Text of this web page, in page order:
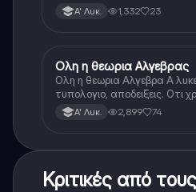
Α' Λυκ. 1,332 23
Μαθηματικά
Ολη η θεωρια Αλγεβρας
Ολη η θεωρια Αλγεβρα Α
τυπολογιο, αποδειξεις. Οτι
για το θεωρητικο κομματι
Α' Λυκ. 2,899 74
Κριτικές από